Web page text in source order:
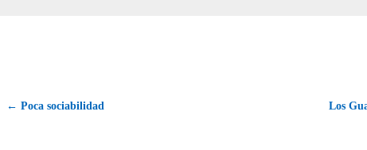
← Poca sociabilidad Los